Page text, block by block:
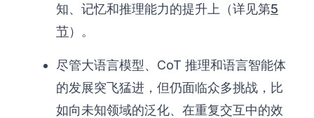
知、记忆和推理能力的提升上（详见第5
节）。
尽管大语言模型、CoT 推理和语言智能体
的发展突飞猛进，但仍面临众多挑战，比
如向未知领域的泛化、在重复交互中的效